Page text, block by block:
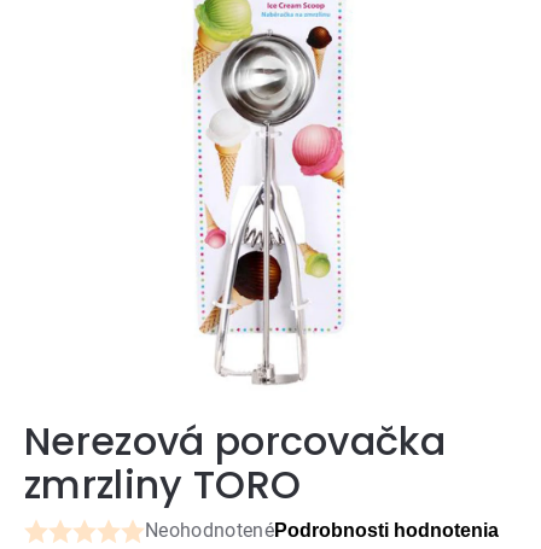
Nerezová porcovačka
zmrzliny TORO
Priemerné
NeohodnotenéPodrobnosti hodnotenia